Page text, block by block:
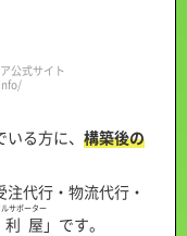
公式サイト
る方に、 構築後の
代行・物流代行・
屋
ルサポーター
」です。